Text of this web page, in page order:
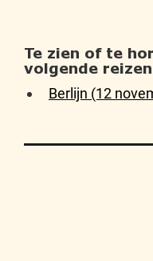
Te zien of te
volgende
Berlijn (12